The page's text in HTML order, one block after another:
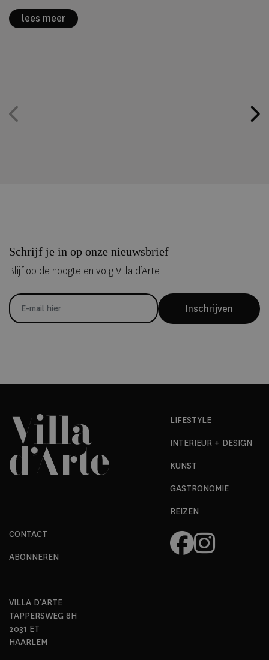
tweeduizend.
lees meer
Schrijf je in op onze nieuwsbrief
Blijf op de hoogte en volg Villa d’Arte
Inschrijven
LIFESTYLE
INTERIEUR + DESIGN
KUNST
GASTRONOMIE
REIZEN
CONTACT
ABONNEREN
VILLA D’ARTE
TAPPERSWEG 8H
2031 ET
HAARLEM